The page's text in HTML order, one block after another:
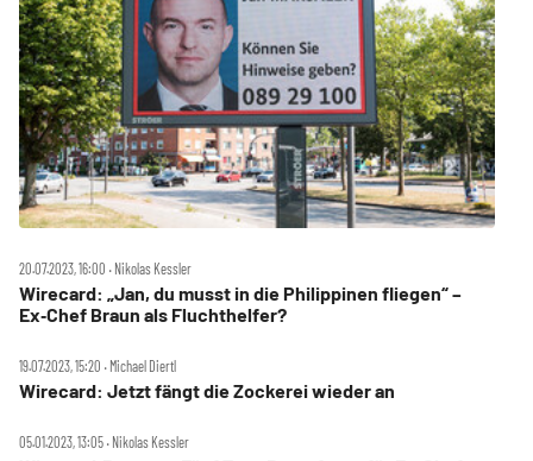
20.07.2023, 16:00 ‧ Nikolas Kessler
Wirecard: „Jan, du musst in die Philippinen fliegen“ –
Ex‑Chef Braun als Fluchthelfer?
19.07.2023, 15:20 ‧ Michael Diertl
Wirecard: Jetzt fängt die Zockerei wieder an
05.01.2023, 13:05 ‧ Nikolas Kessler